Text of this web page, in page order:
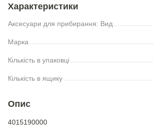
Характеристики
Аксесуари для прибирання: Вид
Марка
Кількість в упаковці
Кількість в ящику
Опис
4015190000